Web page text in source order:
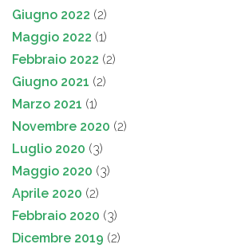
Giugno 2022 (2)
Maggio 2022 (1)
Febbraio 2022 (2)
Giugno 2021 (2)
Marzo 2021 (1)
Novembre 2020 (2)
Luglio 2020 (3)
Maggio 2020 (3)
Aprile 2020 (2)
Febbraio 2020 (3)
Dicembre 2019 (2)